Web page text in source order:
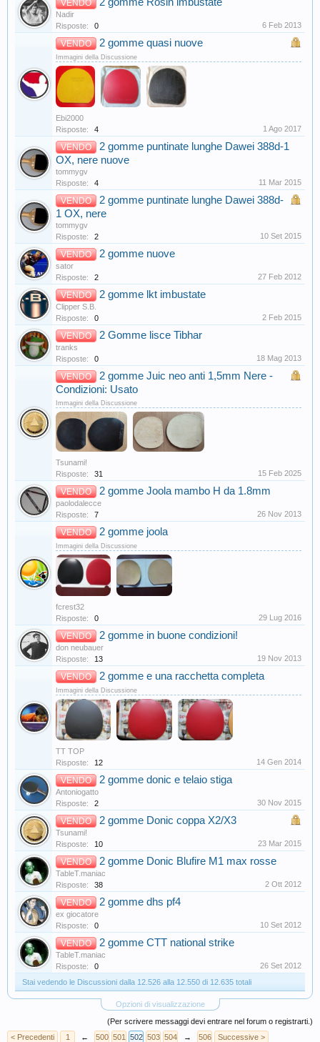
VENDO
Nadir
Risposte:
0 6 Feb 2013
VENDO 2 gomme quasi nuove
Immagini della Discussione
Ebi2000
Risposte:
4 1 Ago 2017
VENDO
2 gomme puntinate lunghe Dawei 388d-1
OX, nere nuove
tommygv
Risposte:
4 11 Mar 2015
VENDO
2 gomme puntinate lunghe Dawei 388d-
1 OX, nere
tommygv
Risposte:
2 10 Set 2015
VENDO 2 gomme nuove
sator
Risposte:
2 27 Feb 2012
VENDO 2 gomme lkt imbustate
Clipper S.B.
Risposte:
0 2 Feb 2015
VENDO 2 Gomme lisce Tibhar
tranks
Risposte:
0 18 Mag 2013
VENDO
2 gomme Juic neo anti 1,5mm Nere -
Condizioni: Usato
Immagini della Discussione
Tsunami!
Risposte:
31 15 Feb 2025
VENDO 2 gomme Joola mambo H da 1.8mm
paolodalecce
Risposte:
7 26 Nov 2013
VENDO 2 gomme joola
Immagini della Discussione
fcrest32
Risposte:
0 29 Lug 2016
VENDO 2 gomme in buone condizioni!
don neubauer
Risposte:
13 19 Nov 2013
VENDO 2 gomme e una racchetta completa
Immagini della Discussione
TT TOP
Risposte:
12 14 Gen 2014
VENDO 2 gomme donic e telaio stiga
Antoniogatto
Risposte:
2 30 Nov 2015
VENDO 2 gomme Donic coppa X2/X3
Tsunami!
Risposte:
10 23 Mar 2015
VENDO 2 gomme Donic Blufire M1 max rosse
TableT.maniac
Risposte:
38 2 Ott 2012
VENDO 2 gomme dhs pf4
ex giocatore
Risposte:
0 10 Set 2012
VENDO 2 gomme CTT national strike
TableT.maniac
Risposte:
0
26 Set 2012
Stai vedendo le Discussioni dalla 12.526 alla 12.550 di 12.635 totali
Opzioni di visualizzazione
(Per scrivere messaggi devi entrare nel forum o registrarti.)
< Precedenti
1 ← 500 501 502 503 504 → 506 Successive >